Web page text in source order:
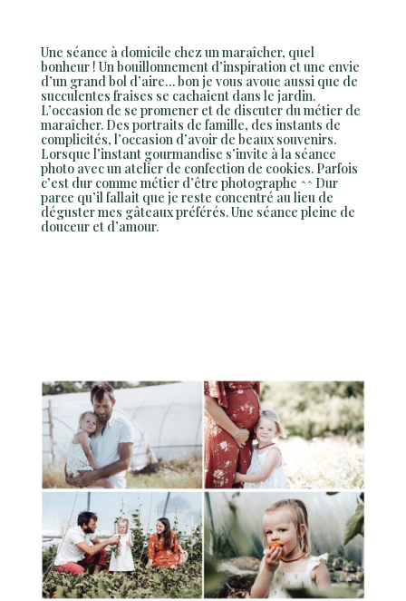
Une séance à domicile chez un maraîcher, quel
bonheur ! Un bouillonnement d’inspiration et une envie
d’un grand bol d’aire… bon je vous avoue aussi que de
succulentes fraises se cachaient dans le jardin.
L’occasion de se promener et de discuter du métier de
maraîcher. Des portraits de famille, des instants de
complicités, l’occasion d’avoir de beaux souvenirs.
Lorsque l’instant gourmandise s’invite à la séance
photo avec un atelier de confection de cookies. Parfois
c’est dur comme métier d’être photographe ^^ Dur
parce qu’il fallait que je reste concentré au lieu de
déguster mes gâteaux préférés. Une séance pleine de
douceur et d’amour.